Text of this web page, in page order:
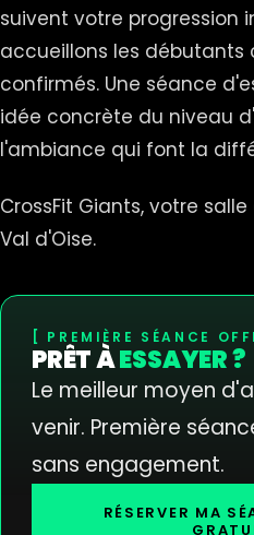
suivent votre progression
accueillons les
confirmés. Une séance
idée concrète du niveau
l'ambiance qui font la
CrossFit Giants, votre
Val d'Oise.
PREMIÈRE SÉANCE
PRÊT ÀESSAYER ?
Le meilleur moyen
venir. Première
sans engagement.
RÉSERVER MA